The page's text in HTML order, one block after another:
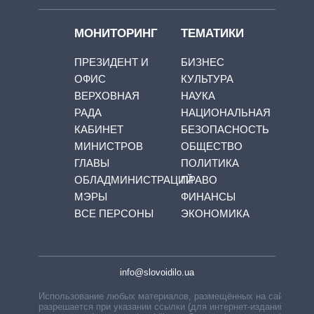
МОНИТОРИНГ
ПРЕЗИДЕНТ И
ОФИС
ВЕРХОВНАЯ
РАДА
КАБИНЕТ
МИНИСТРОВ
ГЛАВЫ
ОБЛАДМИНИСТРАЦИЙ
МЭРЫ
ВСЕ ПЕРСОНЫ
ТЕМАТИКИ
БИЗНЕС
КУЛЬТУРА
НАУКА
НАЦИОНАЛЬНАЯ
БЕЗОПАСНОСТЬ
ОБЩЕСТВО
ПОЛИТИКА
ПРАВО
ФИНАНСЫ
ЭКОНОМИКА
info@slovoidilo.ua
Использование любых материалов, размещённых на сайте,
разрешается при указании ссылки (для интернет-изданий —